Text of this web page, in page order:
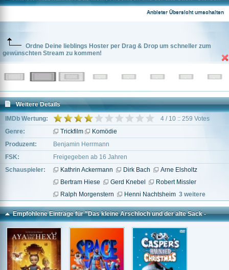
Anbieter Übersicht umschalten
Ordne Deine lieblings Hoster per Drag & Drop um schneller zum
gewünschten Stream zu kommen!
Weitere Details
IMDb Wertung:
4 / 10 :: 259 Votes
Genre:
Trickfilm
Komödie
Produzent:
Benjamin Herrmann
FSK:
Freigegeben ab 16 Jahren
Schauspieler:
Kathrin Ackermann Dirk Bach
Arne Elsholtz
Bertram Hiese
Gerd Knebel
Robert Missler
Ralph Morgenstern
Henni Nachtsheim 3 weitere
Empfohlene Einträge für "Das kleine Arschloch und der alte Sack -
Sterben ist Scheiße"